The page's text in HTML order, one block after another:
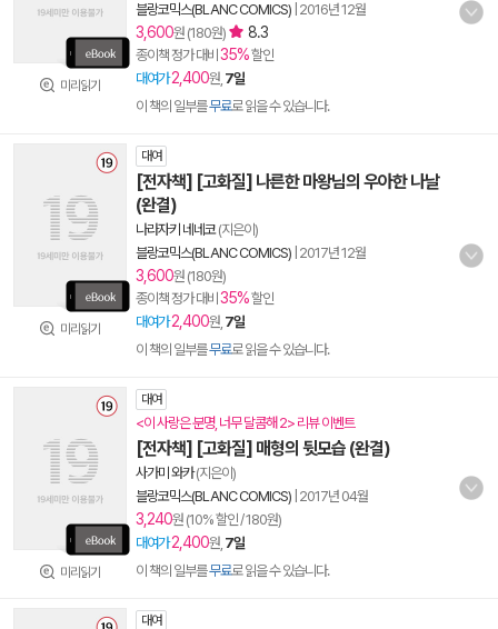
미리읽기
블랑코믹스(BLANC COMICS) 2016년 12월
3,600원 (180원) 8.3
종이책 정가 대비 35%할인
대여가 2,400원, 7일
이 책의 일부를무료로 읽을 수 있습니다.
미리읽기
대여
[전자책] [고화질] 나른한 마왕님의 우아한 나날
(완결)
나라자키 네네코(지은이)
블랑코믹스(BLANC COMICS) 2017년 12월
3,600원 (180원)
종이책 정가 대비 35%할인
대여가 2,400원, 7일
이 책의 일부를무료로 읽을 수 있습니다.
미리읽기
대여
<이 사랑은 분명, 너무 달콤해 2> 리뷰 이벤트
[전자책] [고화질] 매형의 뒷모습 (완결)
사가미 와카(지은이)
블랑코믹스(BLANC COMICS) 2017년 04월
3,240원 (10% 할인 / 180원)
대여가 2,400원, 7일
이 책의 일부를무료로 읽을 수 있습니다.
대여